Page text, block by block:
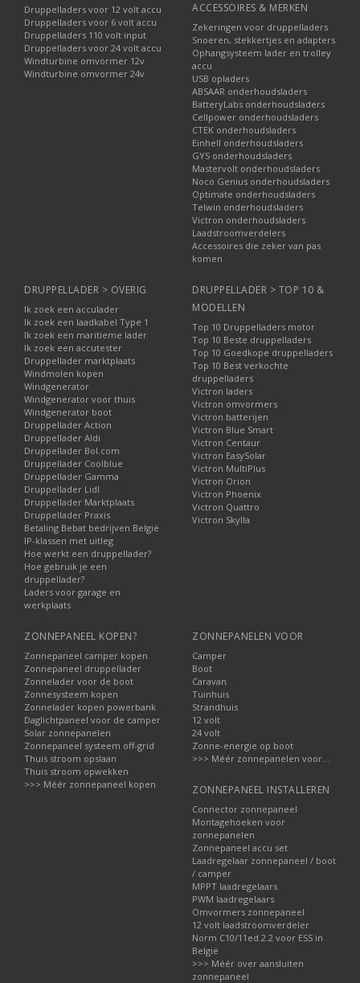
Druppelladers voor 12 volt accu
Druppelladers voor 6 volt accu
Druppelladers 110 volt input
Druppelladers voor 24 volt accu
Windturbine omvormer 12v
Windturbine omvormer 24v
ACCESSOIRES & MERKEN
Zekeringen voor druppelladers
Snoeren, stekkertjes en adapters
Ophangsysteem lader en trolley
accu
USB opladers
ABSAAR onderhoudsladers
BatteryLabs onderhoudsladers
Cellpower onderhoudsladers
CTEK onderhoudsladers
Einhell onderhoudsladers
GYS onderhoudsladers
Mastervolt onderhoudsladers
Noco Genius onderhoudsladers
Optimate onderhoudsladers
Telwin onderhoudsladers
Victron onderhoudsladers
Laadstroomverdelers
Accessoires die zeker van pas
komen
DRUPPELLADER > OVERIG
Ik zoek een acculader
Ik zoek een laadkabel Type 1
Ik zoek een maritieme lader
Ik zoek een accutester
Druppellader marktplaats
Windmolen kopen
Windgenerator
Windgenerator voor thuis
Windgenerator boot
Druppellader Action
Druppellader Aldi
Druppellader Bol.com
Druppellader Coolblue
Druppellader Gamma
Druppellader Lidl
Druppellader Marktplaats
Druppellader Praxis
Betaling Bebat bedrijven België
IP-klassen met uitleg
Hoe werkt een druppellader?
Hoe gebruik je een
druppellader?
Laders voor garage en
werkplaats
DRUPPELLADER > TOP 10 &
MODELLEN
Top 10 Druppelladers motor
Top 10 Beste druppelladers
Top 10 Goedkope druppelladers
Top 10 Best verkochte
druppelladers
Victron laders
Victron omvormers
Victron batterijen
Victron Blue Smart
Victron Centaur
Victron EasySolar
Victron MultiPlus
Victron Orion
Victron Phoenix
Victron Quattro
Victron Skylla
ZONNEPANEEL KOPEN?
Zonnepaneel camper kopen
Zonnepaneel druppellader
Zonnelader voor de boot
Zonnesysteem kopen
Zonnelader kopen powerbank
Daglichtpaneel voor de camper
Solar zonnepanelen
Zonnepaneel systeem off-grid
Thuis stroom opslaan
Thuis stroom opwekken
>>> Méér zonnepaneel kopen
ZONNEPANELEN VOOR
Camper
Boot
Caravan
Tuinhuis
Strandhuis
12 volt
24 volt
Zonne-energie op boot
>>> Méér zonnepanelen voor...
ZONNEPANEEL INSTALLEREN
Connector zonnepaneel
Montagehoeken voor
zonnepanelen
Zonnepaneel accu set
Laadregelaar zonnepaneel / boot
/ camper
MPPT laadregelaars
PWM laadregelaars
Omvormers zonnepaneel
12 volt laadstroomverdeler
Norm C10/11ed.2.2 voor ESS in
België
>>> Méér over aansluiten
zonnepaneel